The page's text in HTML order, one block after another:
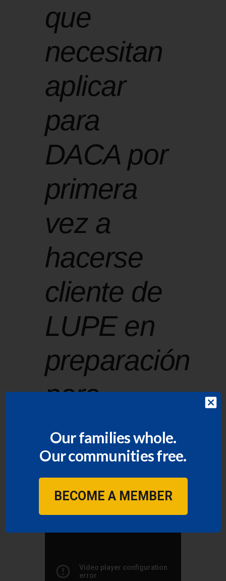
que
necesitan
aplicar
para
DACA por
primera
vez a
hacerse
cliente de
LUPE en
preparación
para
empezar
su
solicitud.
Our families whole.
Our communities free.
BECOME A MEMBER